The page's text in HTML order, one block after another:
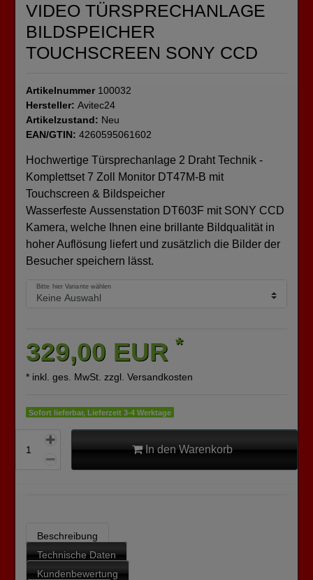
VIDEO TÜRSPRECHANLAGE
BILDSPEICHER
TOUCHSCREEN SONY CCD
Artikelnummer 100032
Hersteller: Avitec24
Artikelzustand: Neu
EAN/GTIN: 4260595061602
Hochwertige Türsprechanlage 2 Draht Technik -
Komplettset 7 Zoll Monitor DT47M-B mit
Touchscreen & Bildspeicher
Wasserfeste Aussenstation DT603F mit SONY CCD
Kamera, welche Ihnen eine brillante Bildqualität in
hoher Auflösung liefert und zusätzlich die Bilder der
Besucher speichern lässt.
Bitte hier Variante wählen
329,00 EUR *
* inkl. ges. MwSt. zzgl. Versandkosten
Sofort lieferbar, Lieferzeit 3-4 Werktage
In den Warenkorb
Beschreibung
Technische Daten
Kundenbewertung